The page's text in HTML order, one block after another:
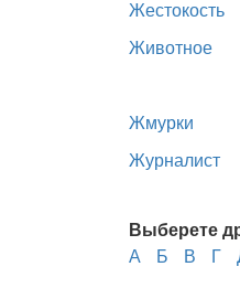
Жестокость
Животное
Жмурки
Журналист
Выберете
А
Б В Г